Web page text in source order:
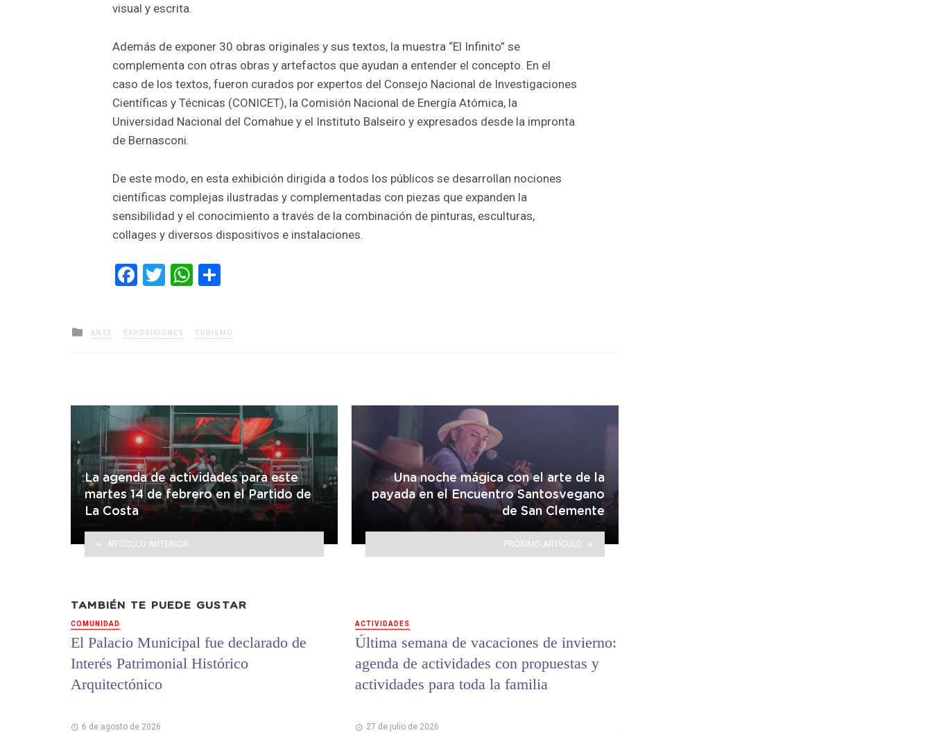
visual y escrita.
Además de exponer 30 obras originales y sus textos, la muestra “El Infinito” se
complementa con otras obras y artefactos que ayudan a entender el concepto. En el
caso de los textos, fueron curados por expertos del Consejo Nacional de Investigaciones
Científicas y Técnicas (CONICET), la Comisión Nacional de Energía Atómica, la
Universidad Nacional del Comahue y el Instituto Balseiro y expresados desde la impronta
de Bernasconi.
De este modo, en esta exhibición dirigida a todos los públicos se desarrollan nociones
científicas complejas ilustradas y complementadas con piezas que expanden la
sensibilidad y el conocimiento a través de la combinación de pinturas, esculturas,
collages y diversos dispositivos e instalaciones.
Facebook
TwitterWhatsApp
Posted
in
ARTE EXPOSICIONES TURISMO
La agenda de actividades para este
martes 14 de febrero en el Partido de
La Costa
ARTÍCULO ANTERIOR
Una noche mágica con el arte de la
payada en el Encuentro Santosvegano
de San Clemente
PRÓXIMO ARTÍCULO
TAMBIÉN TE PUEDE GUSTAR
COMUNIDAD
El Palacio Municipal fue declarado de
Interés Patrimonial Histórico
Arquitectónico
6 de agosto de 2026
ACTIVIDADES
Última semana de vacaciones de invierno:
agenda de actividades con propuestas y
actividades para toda la familia
27 de julio de 2026